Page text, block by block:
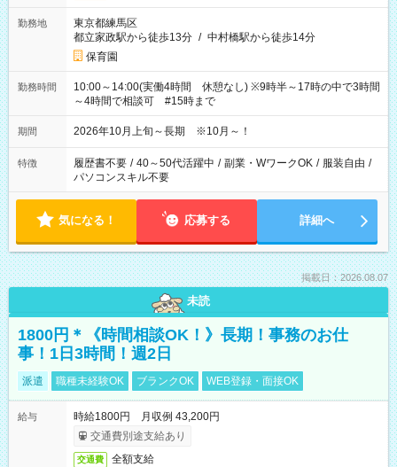
勤務地
東京都練馬区
都立家政駅から徒歩13分 / 中村橋駅から徒歩14分
保育園
勤務時間
10:00～14:00(実働4時間 休憩なし) ※9時半～17時の中で3時間
～4時間で相談可 #15時まで
期間 2026年10月上旬～長期 ※10月～！
特徴 履歴書不要 / 40～50代活躍中 / 副業・WワークOK / 服装自由 /
パソコンスキル不要
気になる！ 応募する 詳細へ
掲載日：2026.08.07
未読
1800円＊《時間相談OK！》長期！事務のお仕
事！1日3時間！週2日
派遣 職種未経験OK ブランクOK WEB登録・面接OK
給与
時給1800円 月収例 43,200円
交通費別途支給あり
交通費 全額支給